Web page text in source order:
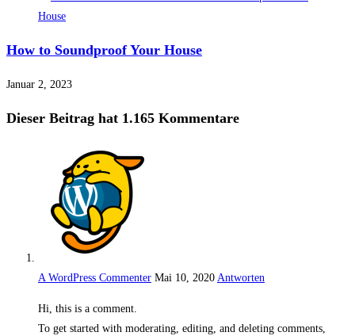
How to Soundproof Your House
Januar 2, 2023
Dieser Beitrag hat 1.165 Kommentare
A WordPress Commenter Mai 10, 2020 Antworten
Hi, this is a comment.
To get started with moderating, editing, and deleting comments,